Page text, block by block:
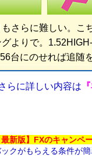
もさらに難しい。こ
よりで。
台にのせれば追随
らに詳しい内容は
最新版】FXのキャンペ
クがもらえる条件が